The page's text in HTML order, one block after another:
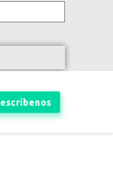
escríbenos